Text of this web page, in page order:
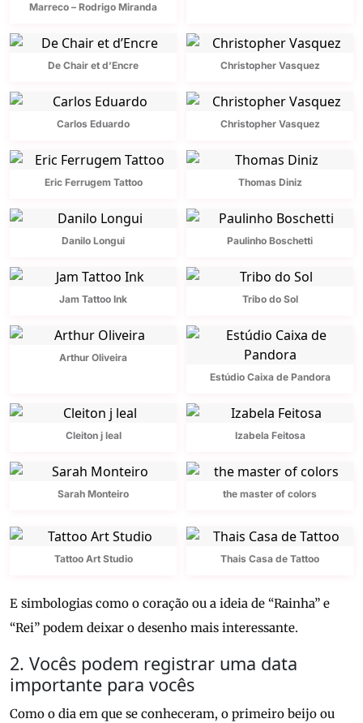
Marreco – Rodrigo Miranda
De Chair et d’Encre Christopher Vasquez
Carlos Eduardo Christopher Vasquez
Eric Ferrugem Tattoo Thomas Diniz
Danilo Longui Paulinho Boschetti
Jam Tattoo Ink Tribo do Sol
Arthur Oliveira
Estúdio Caixa de Pandora
Cleiton j leal Izabela Feitosa
Sarah Monteiro the master of colors
Tattoo Art Studio Thais Casa de Tattoo
E simbologias como o coração ou a ideia de “Rainha” e
“Rei” podem deixar o desenho mais interessante.
2. Vocês podem registrar uma data
importante para vocês
Como o dia em que se conheceram, o primeiro beijo ou